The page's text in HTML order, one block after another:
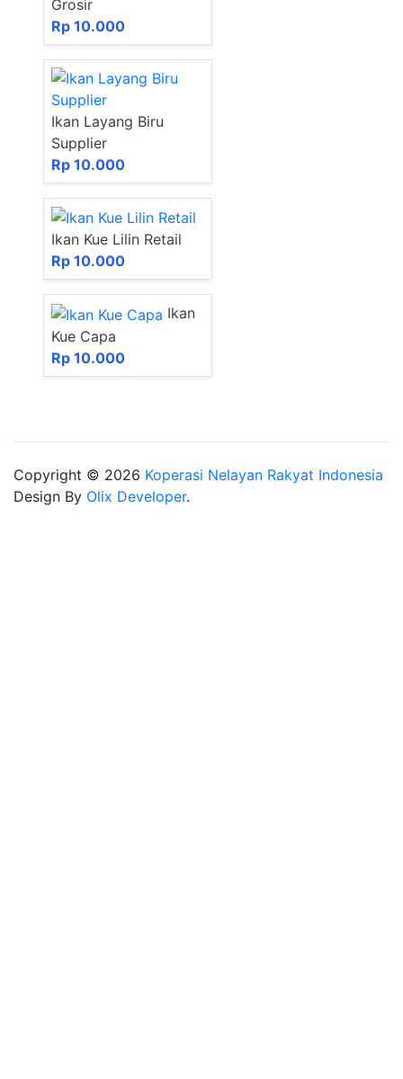
Grosir
Rp 10.000
Ikan Layang Biru
Supplier
Rp 10.000
Ikan Kue Lilin Retail
Rp 10.000
Ikan
Kue Capa
Rp 10.000
Copyright © 2026 Koperasi Nelayan Rakyat Indonesia
Design By Olix Developer.